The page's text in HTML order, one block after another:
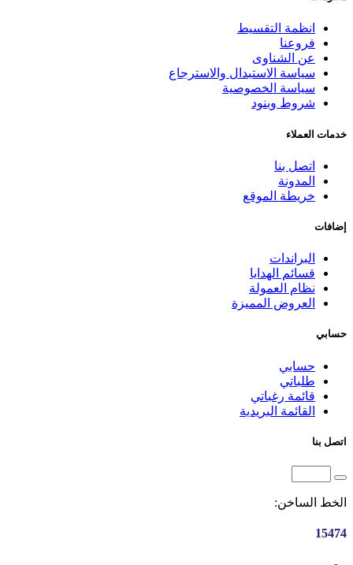
انظمة التقسيط
فروعنا
عن الشناوى
سياسة الاستبدال والاسترجاع
سياسة الخصوصية
شروط وبنود
خدمات العملاء
اتصل بنا
المدونة
خريطة الموقع
إضافات
البراندات
قسائم الهدايا
نظام العمولة
العروض المميزة
حسابي
حسابي
طلباتي
قائمة رغباتي
القائمة البريدية
اتصل بنا
الخط الساخن:
15474